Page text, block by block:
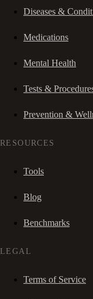
Diseases &
Medications
Mental Health
Tests &
Prevention &
RESOURCES
Tools
Blog
Benchmarks
LEGAL
Terms of Service